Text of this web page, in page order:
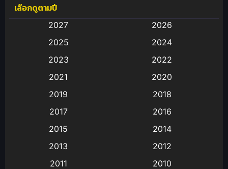
Anal (ประตูหลัง)
Animation การ์ตูน
Animation อนิเมะ
Animation แอนิเมชัน
(9)
เลือกดูตามปี
2027
2026
2025
2024
2023
2022
2021
2020
2019
2018
2017
2016
2015
2014
2013
2012
2011
2010